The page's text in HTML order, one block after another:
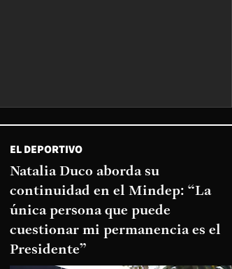
EL DEPORTIVO
Natalia Duco aborda su
continuidad en el Mindep: “La
única persona que puede
cuestionar mi permanencia es el
Presidente”